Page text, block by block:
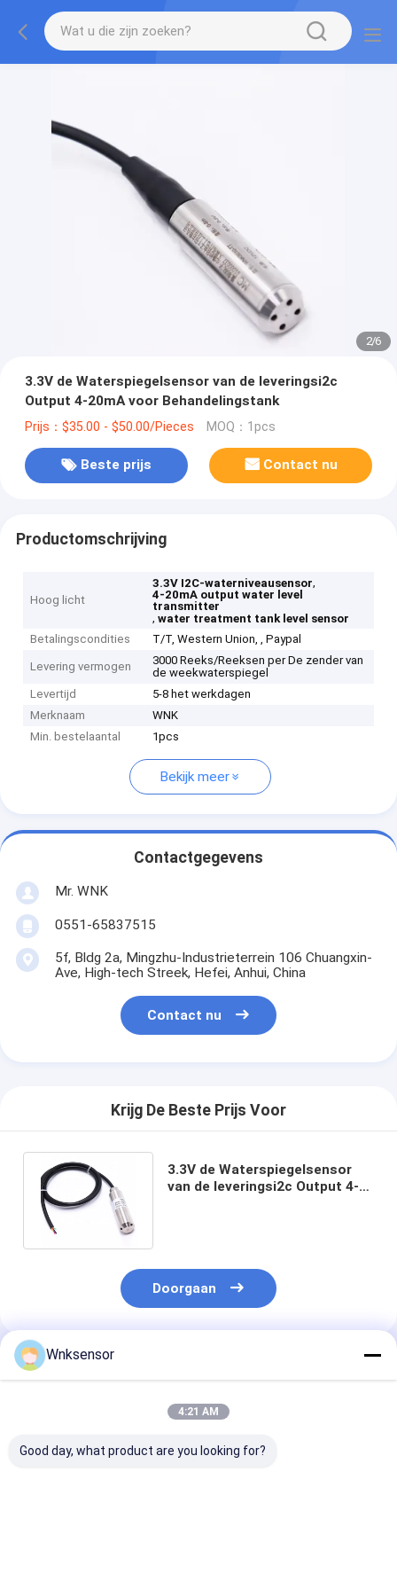
2/6
3.3V de Waterspiegelsensor van de leveringsi2c
Output 4-20mA voor Behandelingstank
Prijs：$35.00 - $50.00/Pieces MOQ：1pcs
Beste prijs Contact nu
Productomschrijving
Hoog licht
3.3V I2C-waterniveausensor,
4-20mA output water level
transmitter
,water treatment tank level sensor
Betalingscondities
T/T, Western Union, , Paypal
Levering vermogen
3000 Reeks/Reeksen per De zender van
de weekwaterspiegel
Levertijd
5-8 het werkdagen
Merknaam
WNK
Min. bestelaantal
1pcs
Bekijk meer
Contactgegevens
Mr. WNK
0551-65837515
5f, Bldg 2a, Mingzhu-Industrieterrein 106 Chuangxin-
Ave, High-tech Streek, Hefei, Anhui, China
Contact nu
Krijg De Beste Prijs Voor
3.3V de Waterspiegelsensor
van de leveringsi2c Output 4-
Doorgaan
Geadviseerde Producten
Wnksensor
4:21 AM
Good day, what product are you looking for?